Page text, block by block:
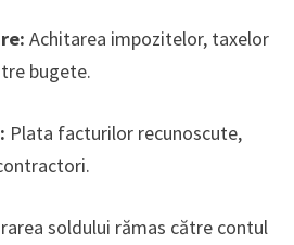
Achitarea impozitelor, taxelor
bugete.
Plata facturilor recunoscute,
soldului rămas către contul